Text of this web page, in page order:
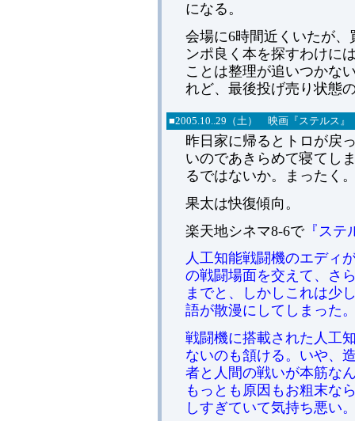
になる。
会場に6時間近くいたが
ンポ良く本を探すわけに
ことは整理が追いつかな
れど、最後投げ売り状態
■2005.10..29（土） 映画『ステルス』
昨日家に帰るとトロが戻
いのであきらめて寝てし
るではないか。まったく
果太は快復傾向。
楽天地シネマ8-6で『ステ
人工知能戦闘機のエディ
の戦闘場面を交えて、さ
までと、しかしこれは少
語が散漫にしてしまった
戦闘機に搭載された人工
ないのも頷ける。いや、
者と人間の戦いが本筋な
もっとも原因もお粗末な
しすぎていて気持ち悪い